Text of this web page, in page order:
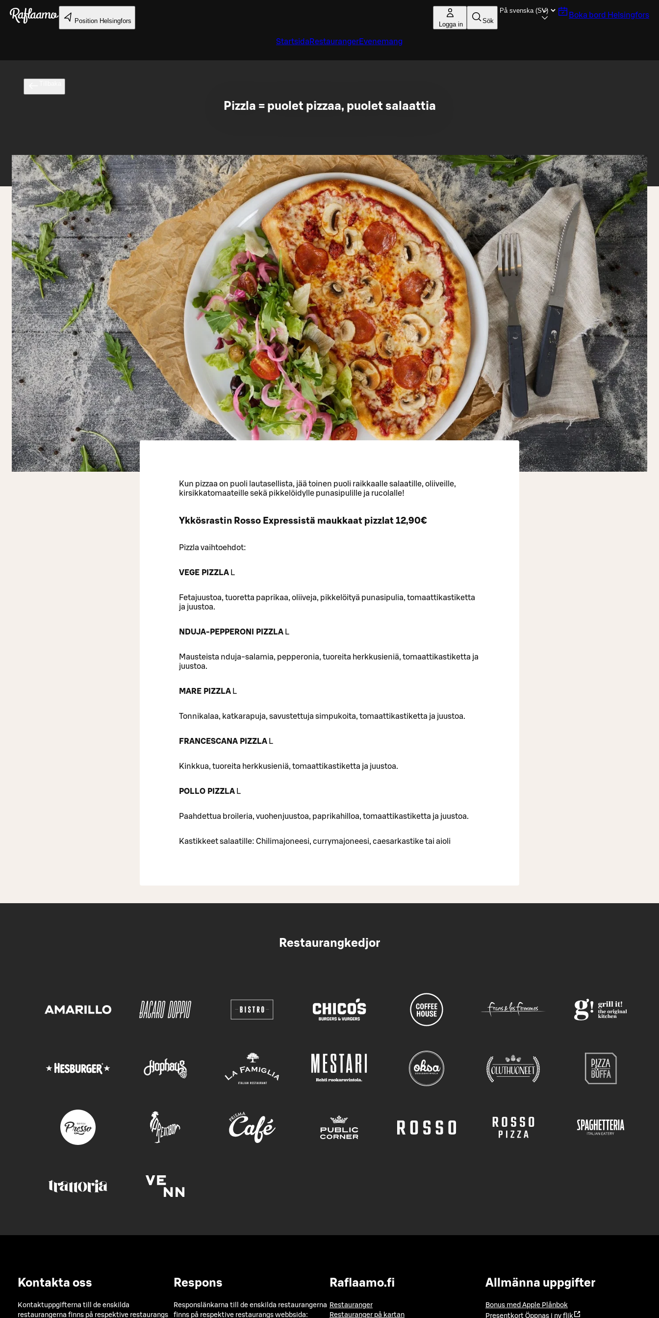
Gå till huvudinnehållet
Position Helsingfors Logga in Sök
Boka bord Helsingfors
Startsida RestaurangerEvenemang
Pizzla = puolet pizzaa, puolet salaattia
Kun pizzaa on puoli lautasellista, jää toinen puoli raikkaalle salaatille, oliiveille,
kirsikkatomaateille sekä pikkelöidylle punasipulille ja rucolalle!
Ykkösrastin Rosso Expressistä maukkaat pizzlat 12,90€
Pizzla vaihtoehdot:
VEGE PIZZLA L
Fetajuustoa, tuoretta paprikaa, oliiveja, pikkelöityä punasipulia, tomaattikastiketta
ja juustoa.
NDUJA-PEPPERONI PIZZLA L
Mausteista nduja-salamia, pepperonia, tuoreita herkkusieniä, tomaattikastiketta ja
juustoa.
MARE PIZZLA L
Tonnikalaa, katkarapuja, savustettuja simpukoita, tomaattikastiketta ja juustoa.
FRANCESCANA PIZZLA L
Kinkkua, tuoreita herkkusieniä, tomaattikastiketta ja juustoa.
POLLO PIZZLA L
Paahdettua broileria, vuohenjuustoa, paprikahilloa, tomaattikastiketta ja juustoa.
Kastikkeet salaatille: Chilimajoneesi, currymajoneesi, caesarkastike tai aioli
Restaurangkedjor
Kontakta oss
Kontaktuppgifterna till de enskilda
restaurangerna finns på respektive restaurangs
Respons
Responslänkarna till de enskilda restaurangerna
finns på respektive restaurangs webbsida:
Raflaamo.fi
Restauranger
Restauranger på kartan
Allmänna uppgifter
Bonus med Apple Plånbok
Presentkort Öppnas i ny flik